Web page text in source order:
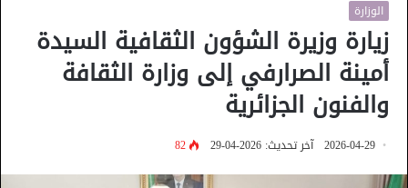
الوزارة
زيارة وزيرة الشؤون الثقافية السيدة
أمينة الصرارفي إلى وزارة الثقافة
والفنون الجزائرية
2026-04-29 آخر تحديث: 2026-04-29 82